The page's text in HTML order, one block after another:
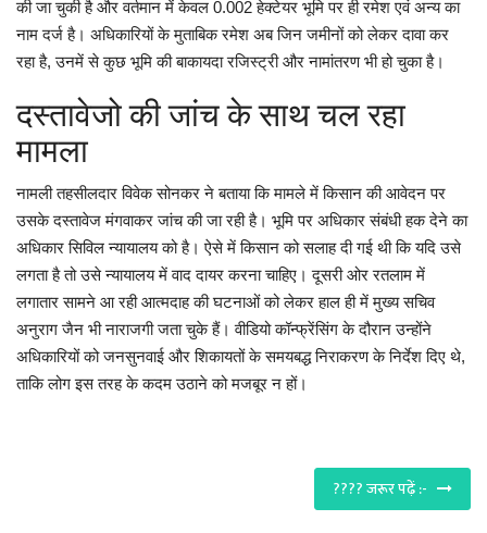
की जा चुकी है और वर्तमान में केवल 0.002 हेक्टेयर भूमि पर ही रमेश एवं अन्य का
नाम दर्ज है। अधिकारियों के मुताबिक रमेश अब जिन जमीनों को लेकर दावा कर
रहा है, उनमें से कुछ भूमि की बाकायदा रजिस्ट्री और नामांतरण भी हो चुका है।
दस्तावेजो की जांच के साथ चल रहा
मामला
नामली तहसीलदार विवेक सोनकर ने बताया कि मामले में किसान की आवेदन पर
उसके दस्तावेज मंगवाकर जांच की जा रही है। भूमि पर अधिकार संबंधी हक देने का
अधिकार सिविल न्यायालय को है। ऐसे में किसान को सलाह दी गई थी कि यदि उसे
लगता है तो उसे न्यायालय में वाद दायर करना चाहिए। दूसरी ओर रतलाम में
लगातार सामने आ रही आत्मदाह की घटनाओं को लेकर हाल ही में मुख्य सचिव
अनुराग जैन भी नाराजगी जता चुके हैं। वीडियो कॉन्फ्रेंसिंग के दौरान उन्होंने
अधिकारियों को जनसुनवाई और शिकायतों के समयबद्ध निराकरण के निर्देश दिए थे,
ताकि लोग इस तरह के कदम उठाने को मजबूर न हों।
???? जरूर पढ़ें :-